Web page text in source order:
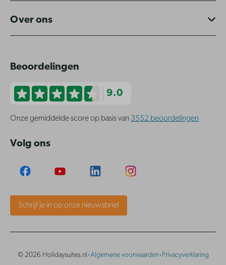
Over ons
Beoordelingen
9.0
Onze gemiddelde score op basis van 3552 beoordelingen
Volg ons
Schrijf je in op onze nieuwsbrief
© 2026 Holidaysuites.nl ·Algemene voorwaarden· Privacyverklaring